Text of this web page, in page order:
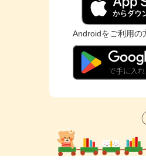
Androidをご利用の